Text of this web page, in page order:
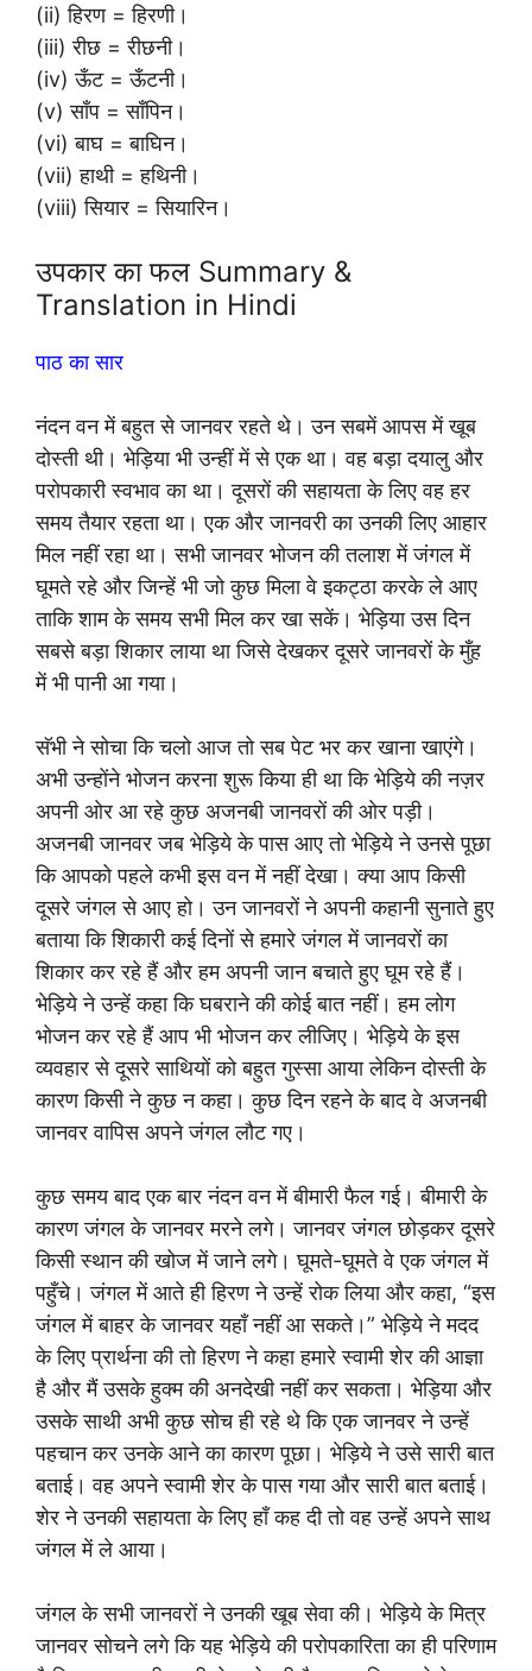
(ii) हिरण = हिरणी।
(iii) रीछ = रीछनी।
(iv) ऊँट = ऊँटनी।
(v) साँप = साँपिन।
(vi) बाघ = बाघिन।
(vii) हाथी = हथिनी।
(viii) सियार = सियारिन।
उपकार का फल Summary &
Translation in Hindi
पाठ का सार
नंदन वन में बहुत से जानवर रहते थे। उन सबमें आपस में खूब
दोस्ती थी। भेड़िया भी उन्हीं में से एक था। वह बड़ा दयालु और
परोपकारी स्वभाव का था। दूसरों की सहायता के लिए वह हर
समय तैयार रहता था। एक और जानवरी का उनकी लिए आहार
मिल नहीं रहा था। सभी जानवर भोजन की तलाश में जंगल में
घूमते रहे और जिन्हें भी जो कुछ मिला वे इकट्ठा करके ले आए
ताकि शाम के समय सभी मिल कर खा सकें। भेड़िया उस दिन
सबसे बड़ा शिकार लाया था जिसे देखकर दूसरे जानवरों के मुँह
में भी पानी आ गया।
सॅभी ने सोचा कि चलो आज तो सब पेट भर कर खाना खाएंगे।
अभी उन्होंने भोजन करना शुरू किया ही था कि भेड़िये की नज़र
अपनी ओर आ रहे कुछ अजनबी जानवरों की ओर पड़ी।
अजनबी जानवर जब भेड़िये के पास आए तो भेड़िये ने उनसे पूछा
कि आपको पहले कभी इस वन में नहीं देखा। क्या आप किसी
दूसरे जंगल से आए हो। उन जानवरों ने अपनी कहानी सुनाते हुए
बताया कि शिकारी कई दिनों से हमारे जंगल में जानवरों का
शिकार कर रहे हैं और हम अपनी जान बचाते हुए घूम रहे हैं।
भेड़िये ने उन्हें कहा कि घबराने की कोई बात नहीं। हम लोग
भोजन कर रहे हैं आप भी भोजन कर लीजिए। भेड़िये के इस
व्यवहार से दूसरे साथियों को बहुत गुस्सा आया लेकिन दोस्ती के
कारण किसी ने कुछ न कहा। कुछ दिन रहने के बाद वे अजनबी
जानवर वापिस अपने जंगल लौट गए।
कुछ समय बाद एक बार नंदन वन में बीमारी फैल गई। बीमारी के
कारण जंगल के जानवर मरने लगे। जानवर जंगल छोड़कर दूसरे
किसी स्थान की खोज में जाने लगे। घूमते-घूमते वे एक जंगल में
पहुँचे। जंगल में आते ही हिरण ने उन्हें रोक लिया और कहा, “इस
जंगल में बाहर के जानवर यहाँ नहीं आ सकते।” भेड़िये ने मदद
के लिए प्रार्थना की तो हिरण ने कहा हमारे स्वामी शेर की आज्ञा
है और मैं उसके हुक्म की अनदेखी नहीं कर सकता। भेड़िया और
उसके साथी अभी कुछ सोच ही रहे थे कि एक जानवर ने उन्हें
पहचान कर उनके आने का कारण पूछा। भेड़िये ने उसे सारी बात
बताई। वह अपने स्वामी शेर के पास गया और सारी बात बताई।
शेर ने उनकी सहायता के लिए हाँ कह दी तो वह उन्हें अपने साथ
जंगल में ले आया।
जंगल के सभी जानवरों ने उनकी खूब सेवा की। भेड़िये के मित्र
जानवर सोचने लगे कि यह भेड़िये की परोपकारिता का ही परिणाम